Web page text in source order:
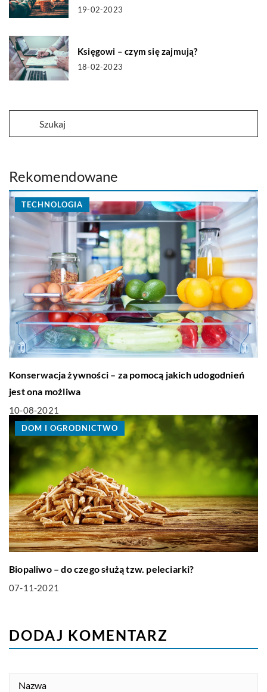
19-02-2023
Księgowi – czym się zajmują?
18-02-2023
Rekomendowane
TECHNOLOGIA
Konserwacja żywności – za pomocą jakich udogodnień
jest ona możliwa
10-08-2021
DOM I OGRODNICTWO
Biopaliwo – do czego służą tzw. peleciarki?
07-11-2021
DODAJ KOMENTARZ